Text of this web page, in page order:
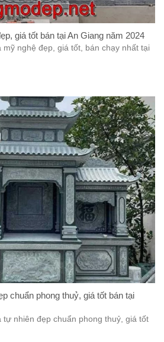
giá tốt bán tại An Giang năm 2024
mỹ nghệ đẹp, giá tốt, bán chạy nhất tại
chuẩn phong thuỷ, giá tốt bán tại
tự nhiên đẹp chuẩn phong thuỷ, giá tốt